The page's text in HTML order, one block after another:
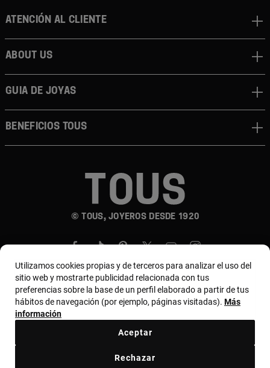
© TOUS, JOYEROS DESDE 1920
Atención al cliente
About us
Guia de joyas
Beneficios TOUS
País y moneda:Costa Rica / US Dollar
Utilizamos cookies propias y de terceros para analizar el uso del
sitio web y mostrarte publicidad relacionada con tus
preferencias sobre la base de un perfil elaborado a partir de tus
hábitos de navegación (por ejemplo, páginas visitadas). Más
información
Rechazar
Aceptar